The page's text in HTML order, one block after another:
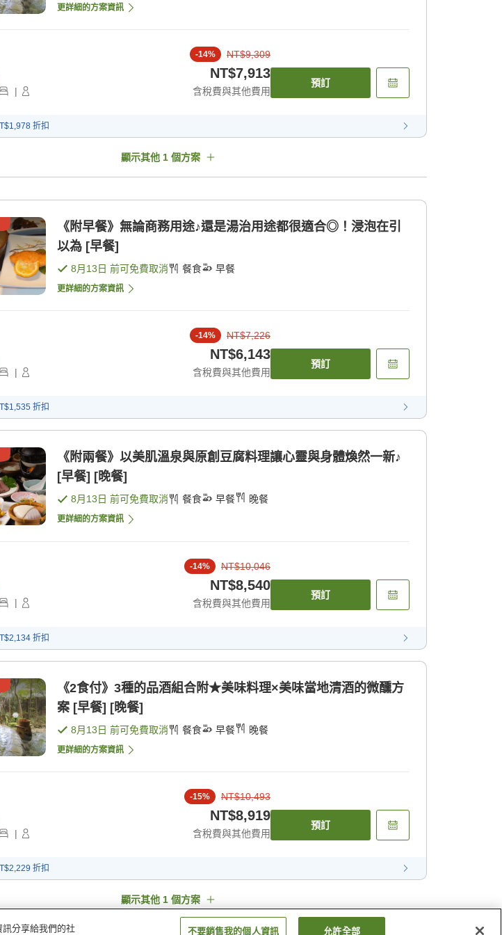
更詳細的方案資訊
|
-14% NT$9,309
NT$7,913
含稅費與其他費用
預訂
折扣
顯示其他 1 個方案
《附早餐》無論商務用途♪還是湯治用途都很適合◎！浸泡在引
以為 [早餐]
8月13日 前可免費取消 餐食 早餐
更詳細的方案資訊
|
-14% NT$7,226
NT$6,143
含稅費與其他費用
預訂
折扣
《附兩餐》以美肌溫泉與原創豆腐料理讓心靈與身體煥然一新♪
[早餐] [晚餐]
8月13日 前可免費取消 餐食 早餐 晚餐
更詳細的方案資訊
|
-14% NT$10,046
NT$8,540
含稅費與其他費用
預訂
折扣
《2食付》3種的品酒組合附★美味料理×美味當地清酒的微醺方
案 [早餐] [晚餐]
8月13日 前可免費取消 餐食 早餐 晚餐
更詳細的方案資訊
|
-15% NT$10,493
NT$8,919
含稅費與其他費用
預訂
折扣
顯示其他 1 個方案
分享給我們的社 不要銷售我的個人資訊 允許全部